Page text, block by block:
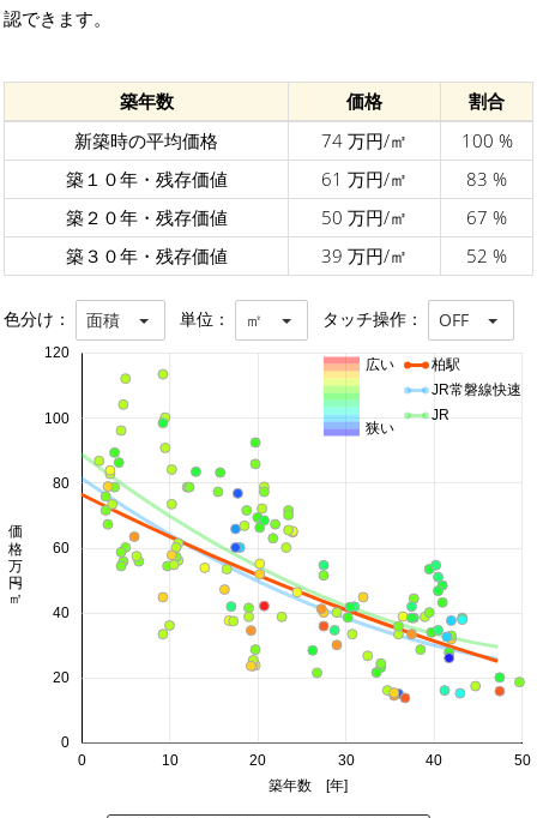
認できます。
築年数 価格
割合
新築時の平均価格
74 万円/㎡
100 %
築１０年・残存価値
61 万円/㎡
83 %
築２０年・残存価値
50 万円/㎡
67 %
築３０年・残存価値
39 万円/㎡ 52 %
色分け： 面積 単位： ㎡ タッチ操作： OFF
0 10 20 30 40 50
0
20
40
60
80
100
120
築年数 [年]
価格 万円/㎡
柏駅
JR常磐線快速
JR
広い
狭い